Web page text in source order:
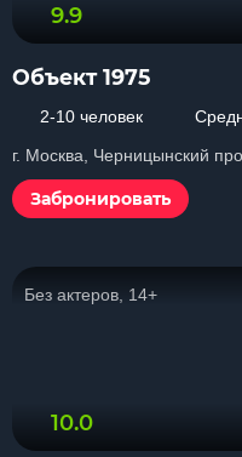
9.9
Объект 1975
2-10 человек
г. Москва, Черницынский
Забронировать
Без актеров, 14+
10.0